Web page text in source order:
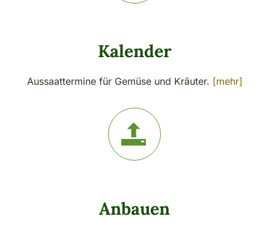
Kalender
Aussaattermine für Gemüse und Kräuter. [mehr]
Anbauen